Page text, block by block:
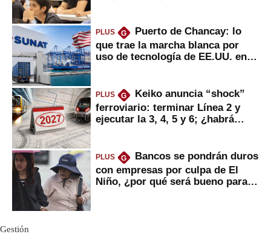
PLUS G
Puerto de Chancay: lo
que trae la marcha blanca por
uso de tecnología de EE.UU. en
PLUS G
Keiko anuncia “shock”
ferroviario: terminar Línea 2 y
ejecutar la 3, 4, 5 y 6; ¿habrá
PLUS G
Bancos se pondrán duros
con empresas por culpa de El
Niño, ¿por qué será bueno para
Gestión